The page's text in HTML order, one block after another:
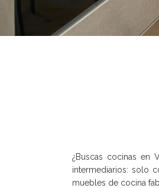
¿Buscas cocinas en
intermediarios: solo
muebles de cocina